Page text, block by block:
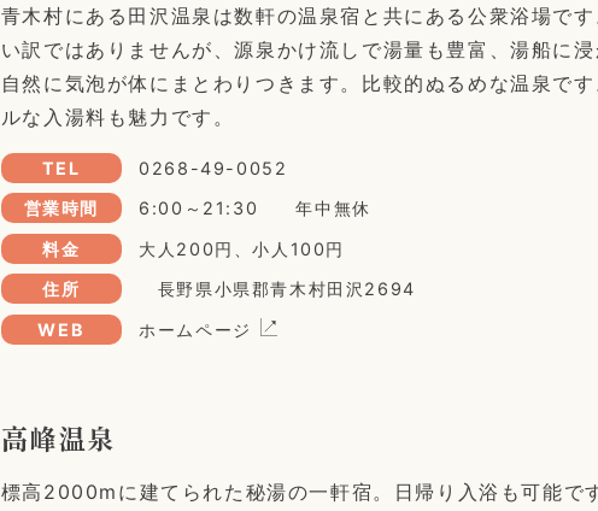
青木村にある田沢温泉は数軒の温泉宿と共にある公衆浴場です
い訳ではありませんが、源泉かけ流しで湯量も豊富、湯船に浸
自然に気泡が体にまとわりつきます。比較的ぬるめな温泉で
ルな入湯料も魅力です。
TEL
0268-49-0052
営業時間
6:00～21:30 年中無休
料金
大人200円、小人100円
住所
長野県小県郡青木村田沢2694
WEB
ホームページ
高峰温泉
標高2000mに建てられた秘湯の一軒宿。日帰り入浴も可能で